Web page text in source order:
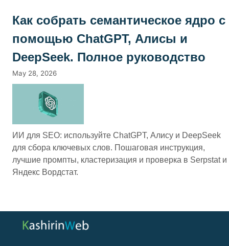
Как собрать семантическое ядро с
помощью ChatGPT, Алисы и
DeepSeek. Полное руководство
May 28, 2026
ИИ для SEO: используйте ChatGPT, Алису и DeepSeek
для сбора ключевых слов. Пошаговая инструкция,
лучшие промпты, кластеризация и проверка в Serpstat и
Яндекс Вордстат.